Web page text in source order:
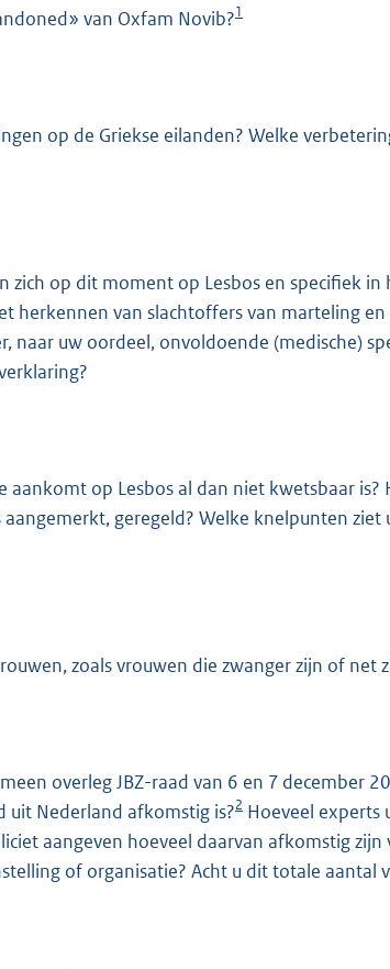
t
4
van Oxfam Novib?1
op de Griekse eilanden? Welke
zich op dit moment op Lesbos en specifiek
herkennen van slachtoffers van marteling en
naar uw oordeel, onvoldoende (medische)
op Lesbos al dan niet kwetsbaar is?
geregeld? Welke knelpunten ziet
zoals vrouwen die zwanger zijn of net
overleg JBZ-raad van 6 en 7 december
uit Nederland afkomstig is?2 Hoeveel experts
aangeven hoeveel daarvan afkomstig zijn
of organisatie? Acht u dit totale aantal